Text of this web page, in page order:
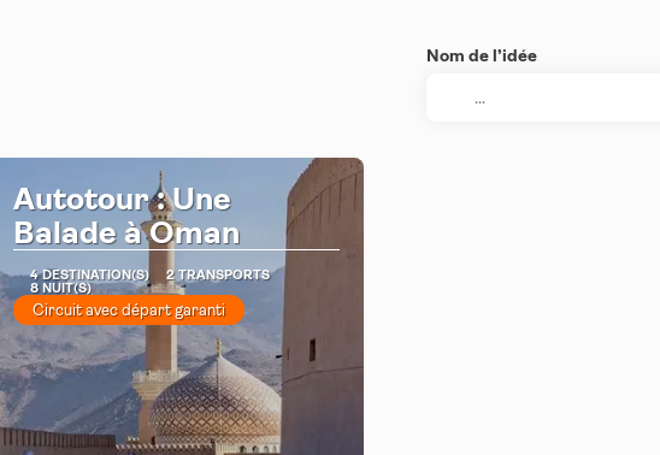
Nom de l’idée
Autotour : Une
Balade à Oman
4 DESTINATION(S)
2 TRANSPORTS
8 NUIT(S)
Circuit avec départ garanti